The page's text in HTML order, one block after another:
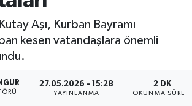
Aşı, Kurban Bayramı
kesen vatandaşlara önemli
27.05.2026 - 15:28
YAYINLANMA
2 DK
OKUNMA SÜRESI